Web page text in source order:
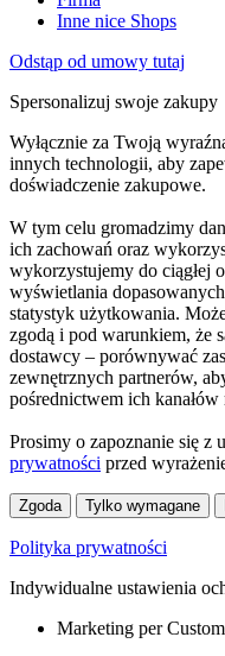
Inne nice Shops
Odstąp od umowy tutaj
Spersonalizuj swoje zakupy
Wyłącznie za Twoją
innych technologii, aby
doświadczenie zakupowe.
W tym celu gromadzimy
ich zachowań oraz
wykorzystujemy do ciągłej
wyświetlania
statystyk użytkowania.
zgodą i pod warunkiem, że
dostawcy – porównywać
zewnętrznych partnerów,
pośrednictwem ich
Prosimy o zapoznanie się z
prywatności przed
Zgoda Tylko wymagane
Polityka prywatności
Indywidualne ustawienia
Marketing per